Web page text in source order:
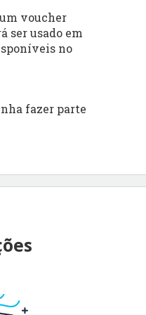
voucher
ser usado em
no
fazer parte